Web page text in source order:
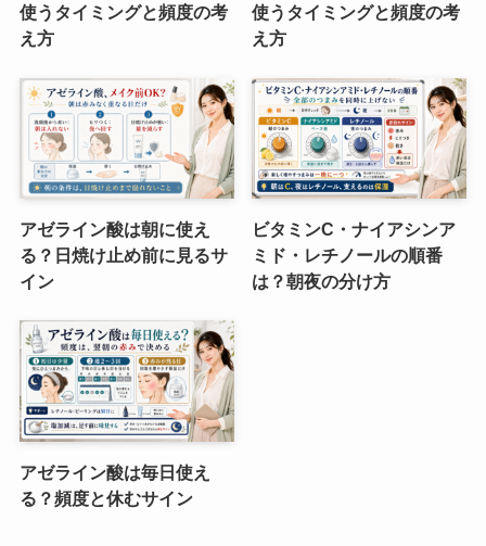
使うタイミングと頻度の考
え方
使うタイミングと頻度の考
え方
アゼライン酸は朝に使え
る？日焼け止め前に見るサ
イン
ビタミンC・ナイアシンア
ミド・レチノールの順番
は？朝夜の分け方
アゼライン酸は毎日使え
る？頻度と休むサイン